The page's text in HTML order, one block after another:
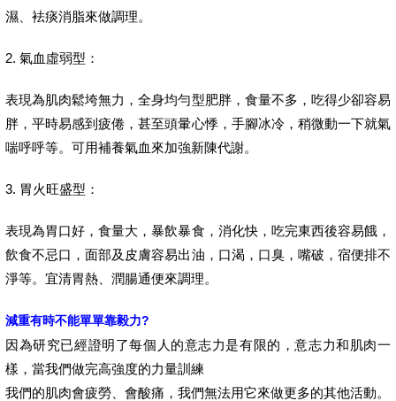
濕、袪痰消脂來做調理。
2. 氣血虛弱型：
表現為肌肉鬆垮無力，全身均勻型肥胖，食量不多，吃得少卻容易
胖，平時易感到疲倦，甚至頭暈心悸，手腳冰冷，稍微動一下就氣
喘呼呼等。可用補養氣血來加強新陳代謝。
3. 胃火旺盛型：
表現為胃口好，食量大，暴飲暴食，消化快，吃完東西後容易餓，
飲食不忌口，面部及皮膚容易出油，口渴，口臭，嘴破，宿便排不
淨等。宜清胃熱、潤腸通便來調理。
減重有時不能單單靠毅力?
因為研究已經證明了每個人的意志力是有限的，意志力和肌肉一
樣，當我們做完高強度的力量訓練
我們的肌肉會疲勞、會酸痛，我們無法用它來做更多的其他活動。